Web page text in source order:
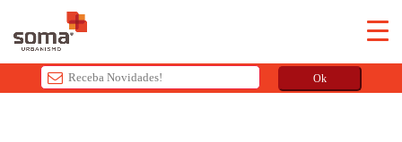
Ok